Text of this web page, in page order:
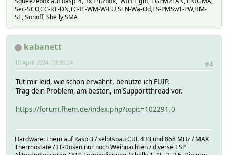
Sec-SCO,CC-RT-DN,TC-IT-WM-W-EU,SEN-Wa-Od,ES-PMSw1-PW,HM-
SE, Sonoff, Shelly,SMA
kabanett
#4
10 April 2024, 19:39:24
Tut mir leid, wie schon erwähnt, benutze ich FUIP.
Trag dein Problem, am besten, im Supportthread vor.
https://forum.fhem.de/index.php?topic=102291.0
Hardware: Fhem auf Raspi3 / selbtsbau CUL 433 und 868 MHz / MAX
Thermostate / IT-Dosen nur noch Weihnachten / diverse ESP